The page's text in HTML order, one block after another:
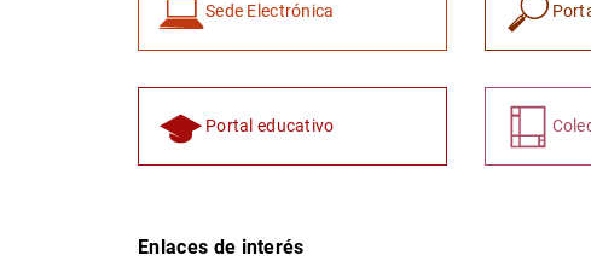
Sede Electrónica
Portal educativo
Enlaces de interés